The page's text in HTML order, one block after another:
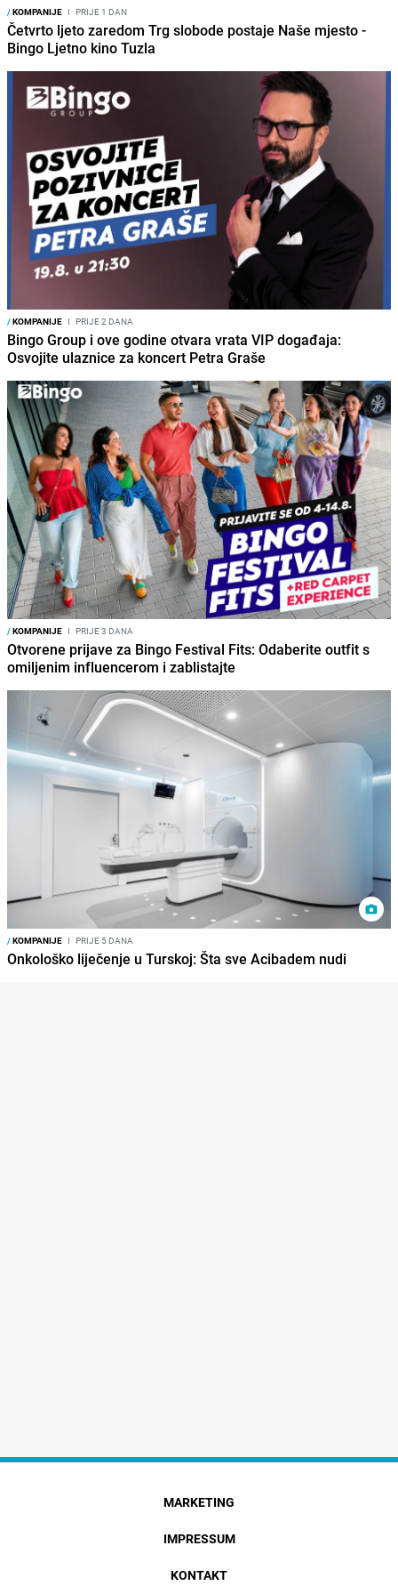
/KOMPANIJE I PRIJE 1 DAN
Četvrto ljeto zaredom Trg slobode postaje Naše mjesto -
Bingo Ljetno kino Tuzla
/KOMPANIJE I PRIJE 2 DANA
Bingo Group i ove godine otvara vrata VIP događaja:
Osvojite ulaznice za koncert Petra Graše
/KOMPANIJE I PRIJE 3 DANA
Otvorene prijave za Bingo Festival Fits: Odaberite outfit s
omiljenim influencerom i zablistajte
/KOMPANIJE I PRIJE 5 DANA
Onkološko liječenje u Turskoj: Šta sve Acibadem nudi
MARKETING
IMPRESSUM
KONTAKT